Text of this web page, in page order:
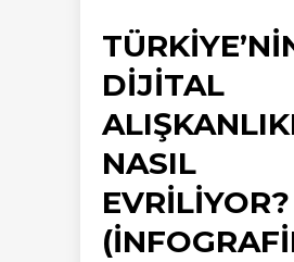
DIJITAL
NASIL
EVRILIYOR?